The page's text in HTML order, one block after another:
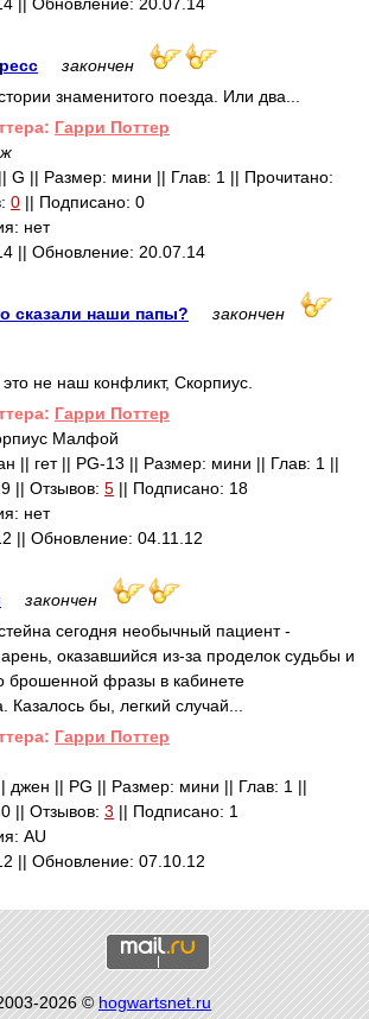
закончен
знаменитого поезда. Или два...
Гарри Поттер
|| Размер: мини || Глав: 1 || Прочитано:
0 || Подписано: 0
нет
|| Обновление: 20.07.14
сказали наши папы? закончен
не наш конфликт, Скорпиус.
Гарри Поттер
Малфой
|| гет || PG-13 || Размер: мини || Глав: 1 ||
|| Отзывов: 5 || Подписано: 18
нет
|| Обновление: 04.11.12
закончен
сегодня необычный пациент -
оказавшийся из-за проделок судьбы и
брошенной фразы в кабинете
Казалось бы, легкий случай...
Гарри Поттер
|| PG || Размер: мини || Глав: 1 ||
|| Отзывов: 3 || Подписано: 1
AU
|| Обновление: 07.10.12
2026 ©hogwartsnet.ru